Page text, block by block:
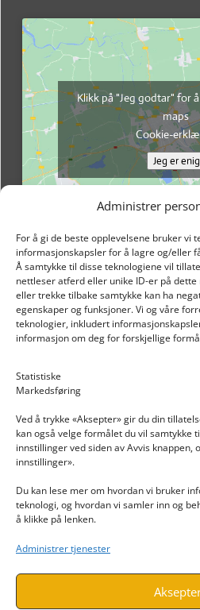
Administrer
For å gi de beste opplevelsene bruker vi
informasjonskapsler for å lagre og/eller
Å samtykke til disse teknologiene vil
nettleser atferd eller unike ID-er på
eller trekke tilbake samtykke kan ha
egenskaper og funksjoner. Vi og våre
teknologier, inkludert
informasjon om deg for forskjellige
Statistiske
Markedsføring
Ved å trykke «Aksepter» gir du din
kan også velge formålet du vil samtykke
innstillinger ved siden av Avvis knappen,
innstillinger».
Du kan lese mer om hvordan vi bruker
teknologi, og hvordan vi samler inn og
å klikke på lenken.
Administrer tjenester
Klikk på "Jeg godtar" for
maps
Cookie-
Jeg er enig